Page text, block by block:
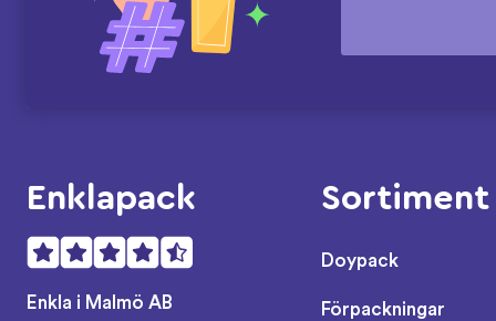
Enklapack
Enkla i Malmö AB
Sortiment
Doypack
Förpackningar